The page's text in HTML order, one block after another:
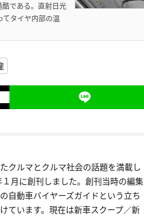
である。直射日光
タイヤ内部の温
クルマとクルマ社会の話題を満載し
月に創刊しました。創刊当時の編集
自動車バイヤーズガイドという立ち
ています。現在は新車スクープ／新